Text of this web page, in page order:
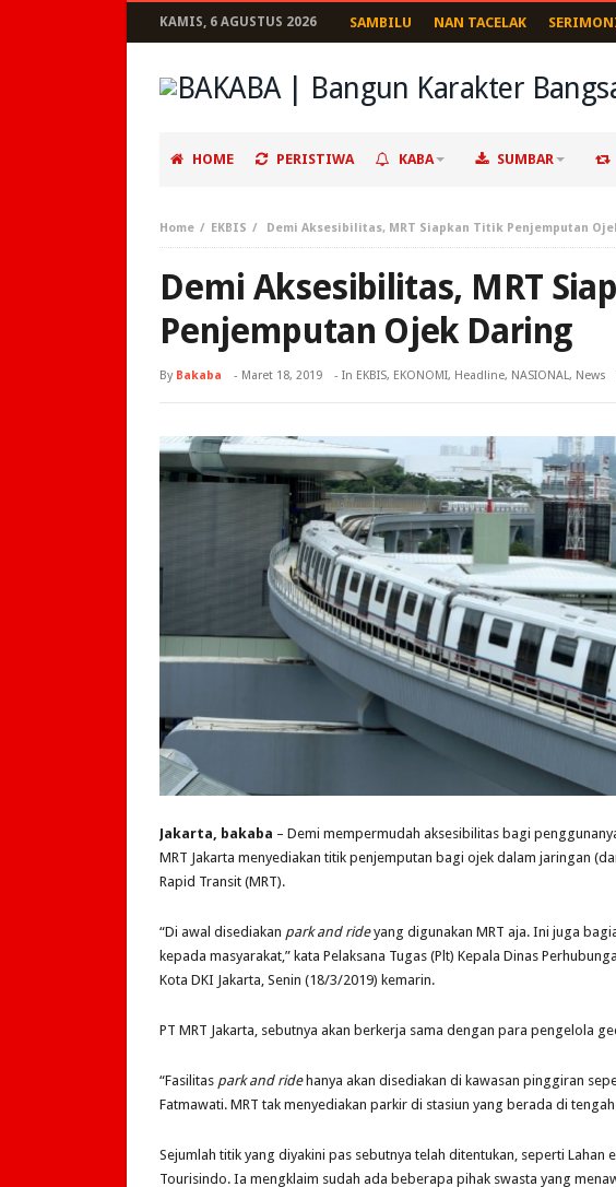
KAMIS, 6 AGUSTUS 2026 SAMBILU NAN TACELAK
HOME PERISTIWA KABA SUMBAR
Home EKBIS Demi Aksesibilitas, MRT Siapkan Titik Penjemputan
Demi Aksesibilitas, MRT
Penjemputan Ojek Daring
By Bakaba - Maret 18, 2019 - In EKBIS, EKONOMI, Headline, NASIONAL, News
Jakarta, bakaba – Demi mempermudah aksesibilitas bagi
MRT Jakarta menyediakan titik penjemputan bagi ojek dalam jaringan
Rapid Transit (MRT).
“Di awal disediakan park and rideyang digunakan MRT aja. Ini juga
kepada masyarakat,” kata Pelaksana Tugas (Plt) Kepala Dinas
Kota DKI Jakarta, Senin (18/3/2019) kemarin.
PT MRT Jakarta, sebutnya akan berkerja sama dengan para pengelola
“Fasilitas park and ridehanya akan disediakan di kawasan pinggiran
Fatmawati. MRT tak menyediakan parkir di stasiun yang berada di
Sejumlah titik yang diyakini pas sebutnya telah ditentukan, seperti Lahan
Tourisindo. Ia mengklaim sudah ada beberapa pihak swasta yang